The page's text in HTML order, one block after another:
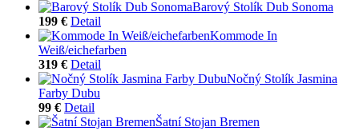
Barový Stolík Dub Sonoma
199 € Detail
Kommode In
Weiß/eichefarben
319 € Detail
Nočný Stolík Jasmina
Farby Dubu
99 € Detail
Šatní Stojan Bremen